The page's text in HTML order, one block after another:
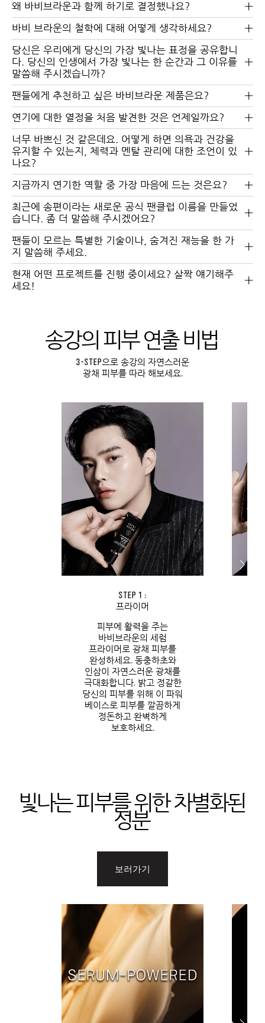
웜 포슬린 (W-016)
인텐시브 세럼 파운데이션 SPF 40/30
인텐시브 세럼 파운데이션의 쉐이드를 선택한 뒤 장바
구니에 담아보세요. 아래에서 나에게 맞는 쉐이드를 선
택할 수 있습니다.
(30)
장바구니 담
기
왜 바비브라운과 함께 하기로 결정했나요?
바비 브라운의 철학에 대해 어떻게 생각하세요?
당신은 우리에게 당신의 가장 빛나는 표정을 공유합니
다. 당신의 인생에서 가장 빛나는 한 순간과 그 이유를
말씀해 주시겠습니까?
팬들에게 추천하고 싶은 바비브라운 제품은요?
연기에 대한 열정을 처음 발견한 것은 언제일까요?
너무 바쁘신 것 같은데요. 어떻게 하면 의욕과 건강을
유지할 수 있는지, 체력과 멘탈 관리에 대한 조언이 있
나요?
지금까지 연기한 역할 중 가장 마음에 드는 것은요?
최근에 송편이라는 새로운 공식 팬클럽 이름을 만들었
습니다. 좀 더 말씀해 주시겠어요?
팬들이 모르는 특별한 기술이나, 숨겨진 재능을 한 가
지 말씀해 주세요.
현재 어떤 프로젝트를 진행 중이세요? 살짝 얘기해주
세요!
송강의 피부 연출 비법
3-STEP으로 송강의 자연스러운
광채 피부를 따라 해보세요.
STEP 1 :
프라이머
피부에 활력을 주는
바비브라운의 세럼
프라이머로 광채 피부를
완성하세요. 동충하초와
인삼이 자연스러운 광채를
극대화합니다. 밝고 정갈한
당신의 피부를 위해 이 파워
베이스로 피부를 깔끔하게
정돈하고 완벽하게
보호하세요.
빛나는 피부를 위한 차별화된
성분
보러가기